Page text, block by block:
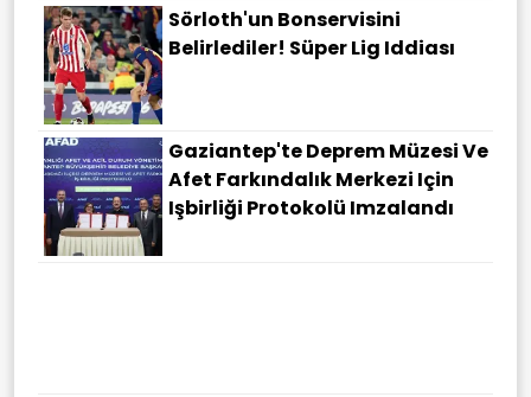
Sörloth'un Bonservisini
Belirlediler! Süper Lig Iddiası
Gaziantep'te Deprem Müzesi Ve
Afet Farkındalık Merkezi Için
Işbirliği Protokolü Imzalandı